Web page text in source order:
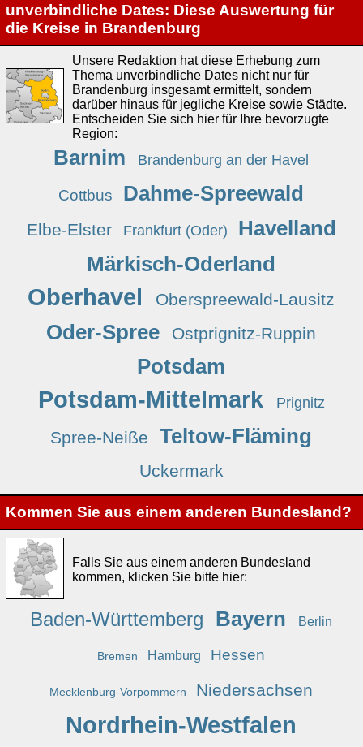
unverbindliche Dates: Diese Auswertung für
die Kreise in Brandenburg
Unsere Redaktion hat diese Erhebung zum
Thema unverbindliche Dates nicht nur für
Brandenburg insgesamt ermittelt, sondern
darüber hinaus für jegliche Kreise sowie Städte.
Entscheiden Sie sich hier für Ihre bevorzugte
Region:
Barnim Brandenburg an der Havel
Cottbus Dahme-Spreewald
Elbe-Elster Frankfurt (Oder)
Havelland
Märkisch-Oderland
Oberhavel Oberspreewald-Lausitz
Oder-Spree Ostprignitz-Ruppin
Potsdam
Potsdam-Mittelmark Prignitz
Spree-Neiße Teltow-Fläming
Uckermark
Kommen Sie aus einem anderen Bundesland?
Falls Sie aus einem anderen Bundesland
kommen, klicken Sie bitte hier:
Baden-Württemberg Bayern Berlin
Bremen Hamburg Hessen
Mecklenburg-Vorpommern Niedersachsen
Nordrhein-Westfalen